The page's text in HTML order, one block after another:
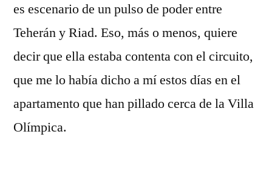
es escenario de un pulso de poder entre
Teherán y Riad. Eso, más o menos, quiere
decir que ella estaba contenta con el circuito,
que me lo había dicho a mí estos días en el
apartamento que han pillado cerca de la Villa
Olímpica.